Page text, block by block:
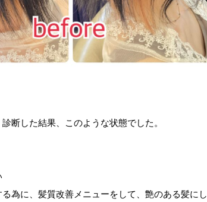
断した結果、このような状態でした。
為に、髪質改善メニューをして、艶のある髪にし